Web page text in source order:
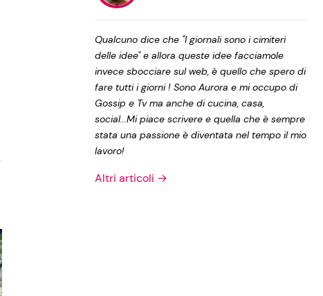
Privacy Policy
Qualcuno dice che "I giornali sono i cimiteri
delle idee" e allora queste idee facciamole
invece sbocciare sul web, è quello che spero di
fare tutti i giorni ! Sono Aurora e mi occupo di
Gossip e Tv ma anche di cucina, casa,
social...Mi piace scrivere e quella che è sempre
stata una passione è diventata nel tempo il mio
lavoro!
Altri articoli →